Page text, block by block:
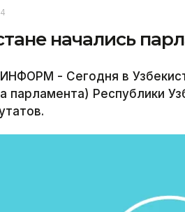
начались
- Сегодня в
парламента) Республики